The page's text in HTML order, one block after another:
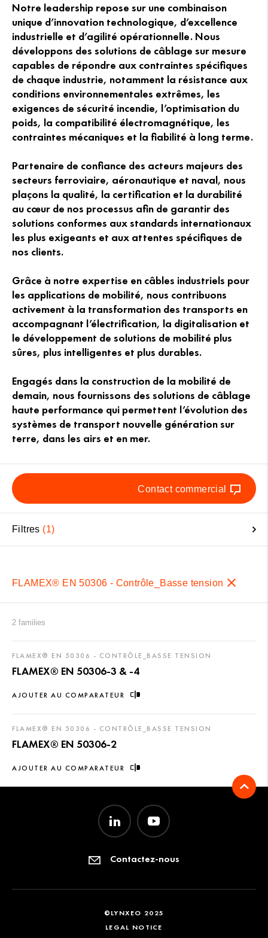
Notre leadership repose sur une combinaison
unique d’innovation technologique, d’excellence
industrielle et d’agilité opérationnelle. Nous
développons des solutions de câblage sur mesure
capables de répondre aux contraintes spécifiques
de chaque industrie, notamment la résistance aux
conditions environnementales extrêmes, les
exigences de sécurité incendie, l’optimisation du
poids, la compatibilité électromagnétique, les
contraintes mécaniques et la fiabilité à long terme.
Partenaire de confiance des acteurs majeurs des
secteurs ferroviaire, aéronautique et naval, nous
plaçons la qualité, la certification et la durabilité
au cœur de nos processus afin de garantir des
solutions conformes aux standards internationaux
les plus exigeants et aux attentes spécifiques de
nos clients.
Grâce à notre expertise en câbles industriels pour
les applications de mobilité, nous contribuons
activement à la transformation des transports en
accompagnant l’électrification, la digitalisation et
le développement de solutions de mobilité plus
sûres, plus intelligentes et plus durables.
Engagés dans la construction de la mobilité de
demain, nous fournissons des solutions de câblage
haute performance qui permettent l’évolution des
systèmes de transport nouvelle génération sur
terre, dans les airs et en mer.
Contact commercial
Filtres 1
FLAMEX® EN 50306 - Contrôle_Basse tension
2 families
AJOUTER AU COMPARATEUR
FLAMEX® EN 50306 - CONTRÔLE_BASSE TENSION
FLAMEX® EN 50306-3 & -4
AJOUTER AU COMPARATEUR
FLAMEX® EN 50306 - CONTRÔLE_BASSE TENSION
FLAMEX® EN 50306-2
Contactez-nous
©LYNXEO 2025
LEGAL NOTICE